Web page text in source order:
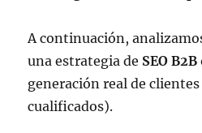
A continuación,
una estrategia de SEO B2B
generación real de
cualificados).